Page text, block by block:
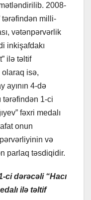
2008-
tərəfindən milli-
vətənpərvərlik
inkişafdakı
ilə təltif
olaraq isə,
ayının 4-də
tərəfindən 1-ci
fəxri medalı
onun
və
parlaq təsdiqidir.
ci dərəcəli “Hacı
ilə təltif